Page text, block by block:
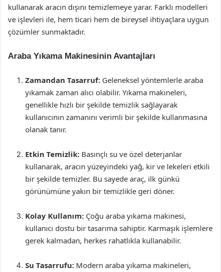
kullanarak aracın dışını temizlemeye yarar. Farklı modelleri
ve işlevleri ile, hem ticari hem de bireysel ihtiyaçlara uygun
çözümler sunmaktadır.
Araba Yıkama Makinesinin Avantajları
Zamandan Tasarruf: Geleneksel yöntemlerle araba
yıkamak zaman alıcı olabilir. Yıkama makineleri,
genellikle hızlı bir şekilde temizlik sağlayarak
kullanıcının zamanını verimli bir şekilde kullanmasına
olanak tanır.
Etkin Temizlik: Basınçlı su ve özel deterjanlar
kullanarak, aracın yüzeyindeki yağ, kir ve lekeleri etkili
bir şekilde temizler. Bu sayede araç, ilk günkü
görünümüne yakın bir temizlikle geri döner.
Kolay Kullanım: Çoğu araba yıkama makinesi,
kullanıcı dostu bir tasarıma sahiptir. Karmaşık işlemlere
gerek kalmadan, herkes rahatlıkla kullanabilir.
Su Tasarrufu: Modern araba yıkama makineleri,